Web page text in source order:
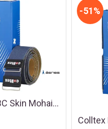
Colltex BC Skin Mohair 58X2000
51%